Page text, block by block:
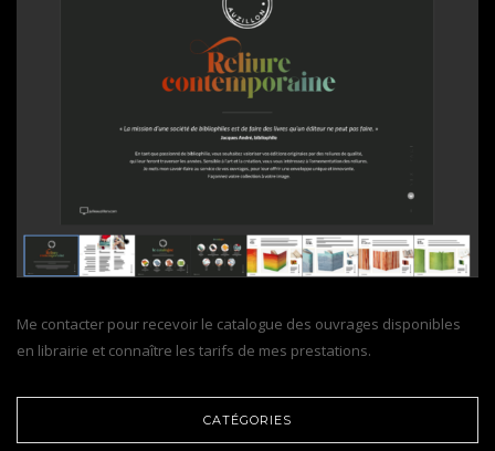
Me contacter pour recevoir le catalogue des ouvrages disponibles
en librairie et connaître les tarifs de mes prestations.
CATÉGORIES